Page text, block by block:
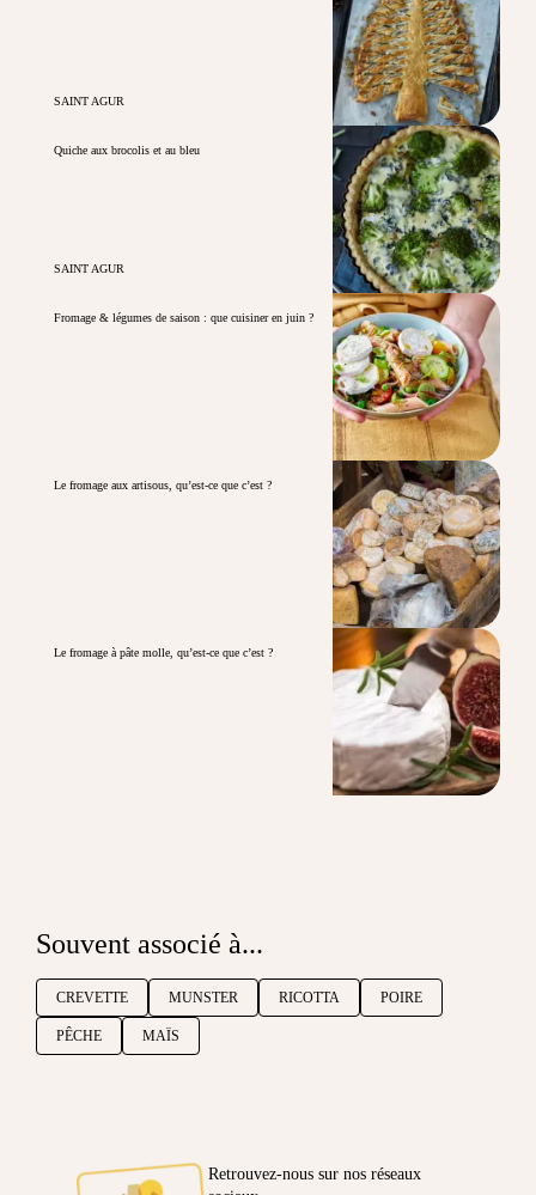
SAINT AGUR
Quiche aux brocolis et au bleu
SAINT AGUR
Fromage & légumes de saison : que cuisiner en juin ?
Le fromage aux artisous, qu’est-ce que c’est ?
Le fromage à pâte molle, qu’est-ce que c’est ?
Souvent associé à...
CREVETTE MUNSTER RICOTTA POIRE
PÊCHE MAÏS
Retrouvez-nous sur nos réseaux